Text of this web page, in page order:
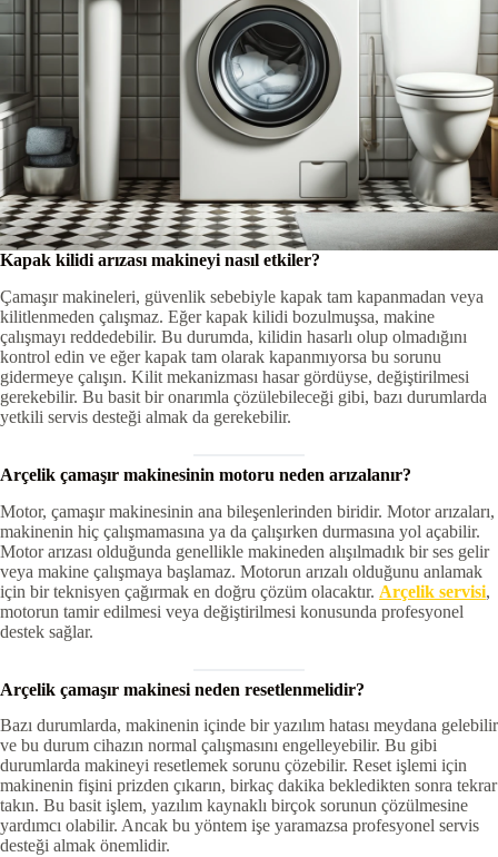
Kapak kilidi arızası makineyi nasıl etkiler?
Çamaşır makineleri, güvenlik sebebiyle kapak tam kapanmadan veya
kilitlenmeden çalışmaz. Eğer kapak kilidi bozulmuşsa, makine
çalışmayı reddedebilir. Bu durumda, kilidin hasarlı olup olmadığını
kontrol edin ve eğer kapak tam olarak kapanmıyorsa bu sorunu
gidermeye çalışın. Kilit mekanizması hasar gördüyse, değiştirilmesi
gerekebilir. Bu basit bir onarımla çözülebileceği gibi, bazı durumlarda
yetkili servis desteği almak da gerekebilir.
Arçelik çamaşır makinesinin motoru neden arızalanır?
Motor, çamaşır makinesinin ana bileşenlerinden biridir. Motor arızaları,
makinenin hiç çalışmamasına ya da çalışırken durmasına yol açabilir.
Motor arızası olduğunda genellikle makineden alışılmadık bir ses gelir
veya makine çalışmaya başlamaz. Motorun arızalı olduğunu anlamak
için bir teknisyen çağırmak en doğru çözüm olacaktır. Arçelik servisi,
motorun tamir edilmesi veya değiştirilmesi konusunda profesyonel
destek sağlar.
Arçelik çamaşır makinesi neden resetlenmelidir?
Bazı durumlarda, makinenin içinde bir yazılım hatası meydana gelebilir
ve bu durum cihazın normal çalışmasını engelleyebilir. Bu gibi
durumlarda makineyi resetlemek sorunu çözebilir. Reset işlemi için
makinenin fişini prizden çıkarın, birkaç dakika bekledikten sonra tekrar
takın. Bu basit işlem, yazılım kaynaklı birçok sorunun çözülmesine
yardımcı olabilir. Ancak bu yöntem işe yaramazsa profesyonel servis
desteği almak önemlidir.